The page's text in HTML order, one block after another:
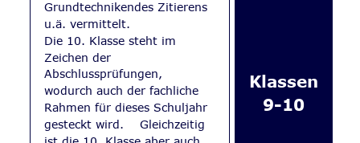
Klassen
9-10
Grundtechnikendes Zitierens
u.ä. vermittelt.
Die 10. Klasse steht im
Zeichen der
Abschlussprüfungen,
wodurch auch der fachliche
Rahmen für dieses Schuljahr
gesteckt wird.    Gleichzeitig